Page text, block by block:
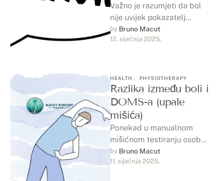
Važno je razumjeti da bol
nije uvijek pokazatelj
ozljede. U mnogim
slučajevima, bol je signal
by Bruno Macut
12. siječnja 2025.
HEALTH , PHYSIOTHERAPY
Razlika između boli i
DOMS-a (upale
mišića)
Ponekad u manualnom
mišićnom testiranju osobe
koje nisu naviknute na
fizičku aktivnost, kroz P-
by Bruno Macut
11. siječnja 2025.